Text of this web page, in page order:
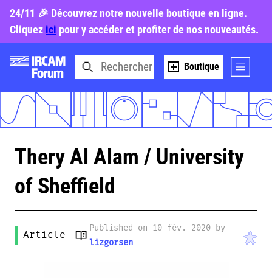
24/11 🎉 Découvrez notre nouvelle boutique en ligne.
Cliquez ici pour y accéder et profiter de nos nouveautés.
Boutique
Thery Al Alam / University
of Sheffield
Article
Published on 10 fév. 2020 by
lizgorsen